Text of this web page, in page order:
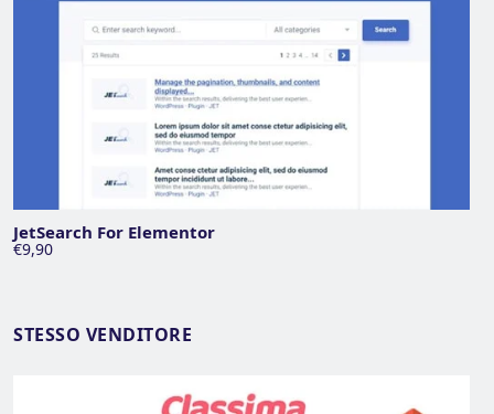
JetSearch For Elementor
€9,90
STESSO VENDITORE